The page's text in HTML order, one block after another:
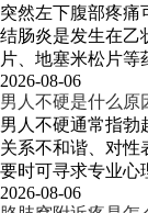
突然左下腹部疼痛
结肠炎是发生在乙
片、地塞米松片等
2026-08-06
男人不硬是什么原
男人不硬通常指勃
关系不和谐、对性
要时可寻求专业心
2026-08-06